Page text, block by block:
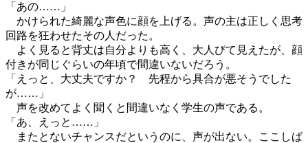
「あの……」
かけられた綺麗な声色に顔を上げる。声の主は正しく思考
回路を狂わせたその人だった。
よく見ると背丈は自分よりも高く、大人びて見えたが、顔
付きが同じぐらいの年頃で間違いないだろう。
「えっと、大丈夫ですか？ 先程から具合が悪そうでした
が……」
声を改めてよく聞くと間違いなく学生の声である。
「あ、えっと……」
またとないチャンスだというのに、声が出ない。ここしば